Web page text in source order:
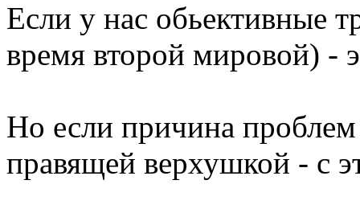
Если у нас обьективные
время второй мировой) -
Но если причина проблем
правящей верхушкой - с